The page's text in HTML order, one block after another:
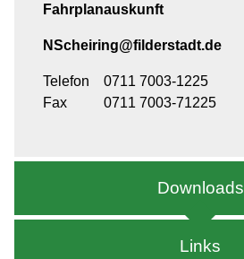
Fahrplanauskunft
NScheiring@filderstadt.de
Telefon
0711 7003-1225
Fax
0711 7003-71225
Downloads
Links